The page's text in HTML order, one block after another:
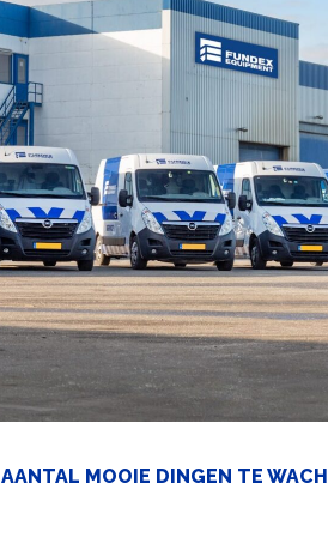
MOOIE DINGEN TE